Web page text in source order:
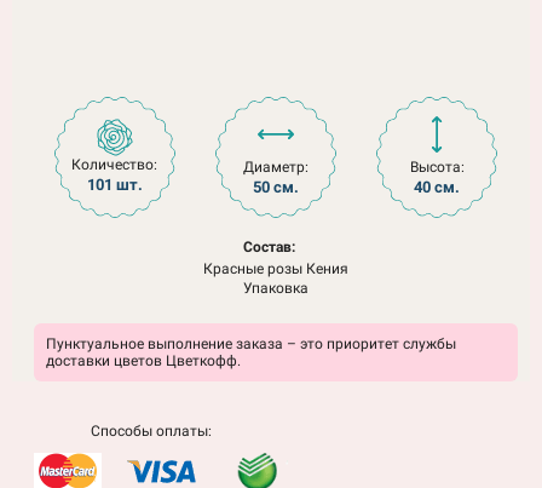
Количество:
101 шт.
Диаметр:
50 см.
Высота:
40 см.
Состав:
Красные розы Кения
Упаковка
Пунктуальное выполнение заказа – это приоритет службы
доставки цветов Цветкофф.
Способы оплаты: